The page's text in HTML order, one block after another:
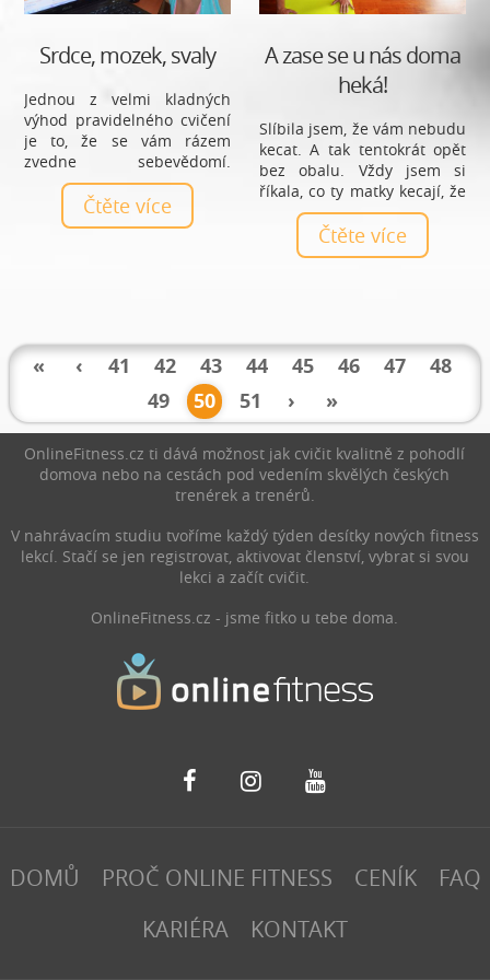
pot zmizí navždy.
Srdce, mozek, svaly
Jednou z velmi kladných
výhod pravidelného cvičení
je to, že se vám rázem
zvedne sebevědomí.
Alespoň u mě to tak
funguje. Občas se
přistihnu, že se obdivně
Čtěte více
A zase se u nás doma
heká!
Slíbila jsem, že vám nebudu
kecat. A tak tentokrát opět
bez obalu. Vždy jsem si
říkala, co ty matky kecají, že
nic nestíhají. Co celý den
jako dělají? Dyť mají jen ty
děti a o nic jiného se
Čtěte více
« ‹ 41 42 43 44 45 46 47
48
49
50 51 › »
OnlineFitness.cz ti dává možnost jak cvičit kvalitně z pohodlí
domova nebo na cestách pod vedením skvělých českých
trenérek a trenérů.
V nahrávacím studiu tvoříme každý týden desítky nových fitness
lekcí. Stačí se jen registrovat, aktivovat členství, vybrat si svou
lekci a začít cvičit.
OnlineFitness.cz - jsme fitko u tebe doma.
DOMŮ PROČ ONLINE FITNESS CENÍK
FAQ
KARIÉRA
KONTAKT